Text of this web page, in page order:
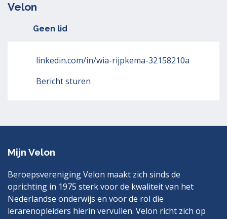
Velon
Geen lid
linkedin.com/in/wia-rijpkema-32158210a
Bericht sturen
Mijn Velon
Beroepsvereniging Velon maakt zich sinds de
oprichting in 1975 sterk voor de kwaliteit van het
Nederlandse onderwijs en voor de rol die
lerarenopleiders hierin vervullen. Velon richt zich op